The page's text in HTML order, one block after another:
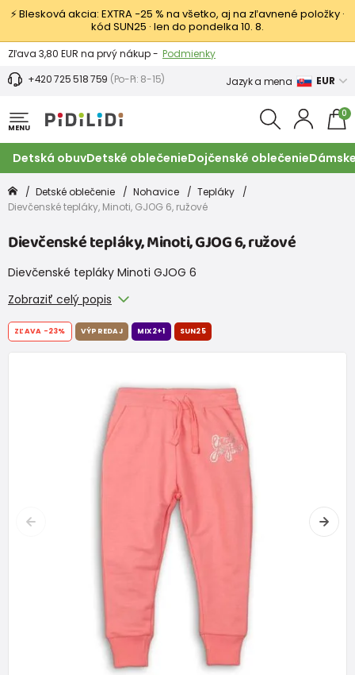
⚡ Blesková akcia: EXTRA −25 % na všetko, aj na zľavnené položky ·
kód SUN25 · len do pondelka 10. 8.
Výmena a vrátenie tovaru - Zobraziť
Zľava 3,80 EUR na prvý nákup - Podmienky
+420 725 518 759 (Po-Pi: 8-15) Jazyk a mena EUR
MENU
0
Detská obuvDetské oblečenieDojčenské oblečenie
Detské oblečenie Nohavice
Tepláky
Dievčenské tepláky, Minoti, GJOG 6, ružové
Dievčenské tepláky, Minoti, GJOG 6, ružové
Dievčenské tepláky Minoti GJOG 6
Zobraziť celý popis
ZĽAVA -23% VÝPREDAJ MIX2+1 SUN25